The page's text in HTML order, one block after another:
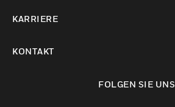
KARRIERE
KONTAKT
FOLGEN SIE UNS